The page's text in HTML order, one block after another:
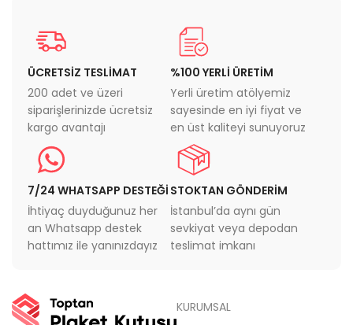
ÜCRETSİZ TESLİMAT
200 adet ve üzeri
siparişlerinizde ücretsiz
kargo avantajı
%100 YERLİ ÜRETİM
Yerli üretim atölyemiz
sayesinde en iyi fiyat ve
en üst kaliteyi sunuyoruz
7/24 WHATSAPP DESTEĞİ
İhtiyaç duyduğunuz her
an Whatsapp destek
hattımız ile yanınızdayız
STOKTAN GÖNDERİM
İstanbul’da aynı gün
sevkiyat veya depodan
teslimat imkanı
KURUMSAL